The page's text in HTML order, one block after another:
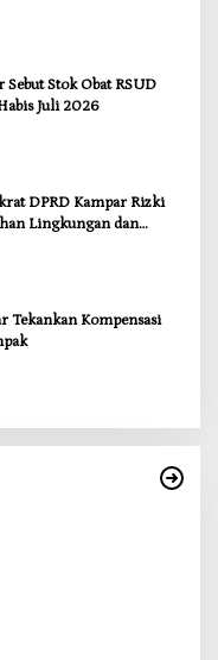
Kampar Dihati
Stok Obat RSUD
Juli 2026
DPRD Kampar Rizki
Lingkungan dan
Sungai Tapung
Tekankan Kompensasi